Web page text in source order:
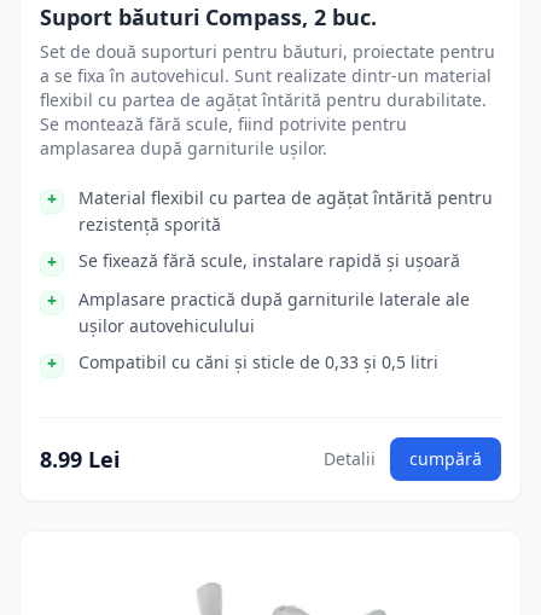
Suport băuturi Compass, 2 buc.
Set de două suporturi pentru băuturi, proiectate pentru
a se fixa în autovehicul. Sunt realizate dintr-un material
flexibil cu partea de agățat întărită pentru durabilitate.
Se montează fără scule, fiind potrivite pentru
amplasarea după garniturile ușilor.
Material flexibil cu partea de agățat întărită pentru
rezistență sporită
Se fixează fără scule, instalare rapidă și ușoară
Amplasare practică după garniturile laterale ale
ușilor autovehiculului
Compatibil cu căni și sticle de 0,33 și 0,5 litri
8.99 Lei Detalii cumpără